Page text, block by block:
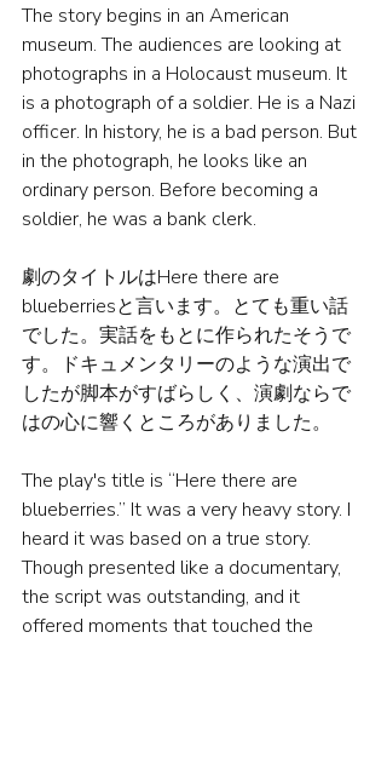
The story begins in an American
museum. The audiences are looking at
photographs in a Holocaust museum. It
is a photograph of a soldier. He is a Nazi
officer. In history, he is a bad person. But
in the photograph, he looks like an
ordinary person. Before becoming a
soldier, he was a bank clerk.
劇のタイトルはHere there are
blueberriesと言います。とても重い話
でした。実話をもとに作られたそうで
す。ドキュメンタリーのような演出で
したが脚本がすばらしく、演劇ならで
はの心に響くところがありました。
The play's title is “Here there are
blueberries.” It was a very heavy story. I
heard it was based on a true story.
Though presented like a documentary,
the script was outstanding, and it
offered moments that touched the